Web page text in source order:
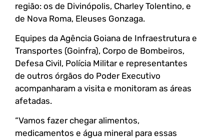
região: os de Divinópolis, Charley Tolentino, e
de Nova Roma, Eleuses Gonzaga.
Equipes da Agência Goiana de Infraestrutura e
Transportes (Goinfra), Corpo de Bombeiros,
Defesa Civil, Polícia Militar e representantes
de outros órgãos do Poder Executivo
acompanharam a visita e monitoram as áreas
afetadas.
“Vamos fazer chegar alimentos,
medicamentos e água mineral para essas